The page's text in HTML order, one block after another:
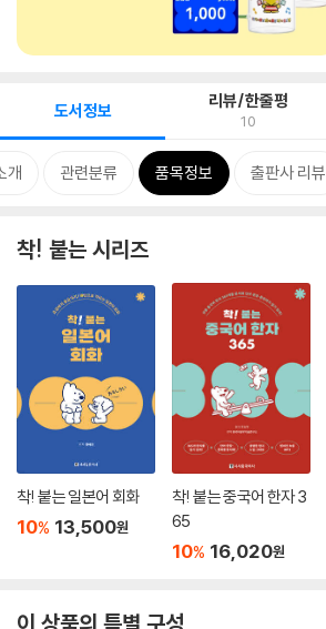
도서정보 리뷰/한줄평
10
개 관련분류 품목정보 출판사 리뷰
착! 붙는 시리즈
착! 붙는 일본어 회화
10% 13,500원
착! 붙는 중국어 한자 3
65
10% 16,020원
이 상품의 특별 구성